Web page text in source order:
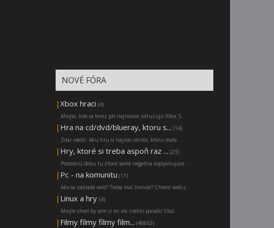
NOVÉ FÓRA
| Xbox hraci (4)
Ahojte, kde sa teraz pls najnovsie zdruzuju Xbox S...
| Hra na cd/dvd/blueray, ktoru s... (14)
Zdar vsetci. Aku hru si najviac cenite, ktoru mate...
| Hry, ktoré si treba aspoň raz ... (23)
Poslednú dobu tu čítam samé negatíva ovplyvňujúce ...
| Pc - na komunitu (11)
Ako sa zakladá web? Treba mať živnosť? Chcem web s...
| Linux a hry (4)
Ahojte chcel by som ci mi vie niekto poradiť čítal...
| Filmy filmy filmy film... (48863)